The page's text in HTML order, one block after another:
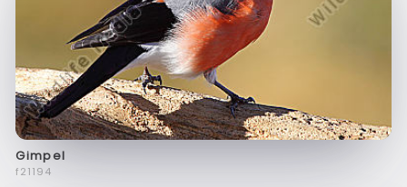
Gimpel
f21194